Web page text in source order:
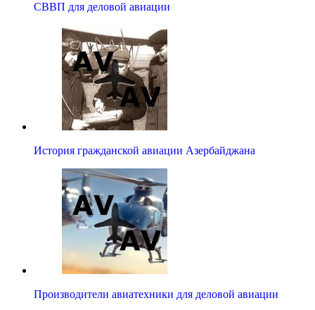
СВВП для деловой авиации
История гражданской авиации Азербайджана
Производители авиатехники для деловой авиации